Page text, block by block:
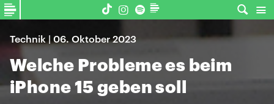
Technik | 06. Oktober 2023
Welche Probleme es beim
iPhone 15 geben soll